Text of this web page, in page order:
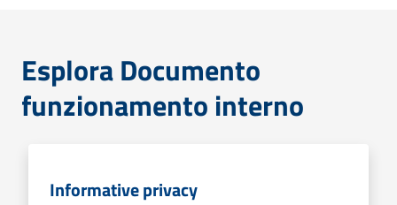
Esplora Documento
funzionamento interno
Informative privacy